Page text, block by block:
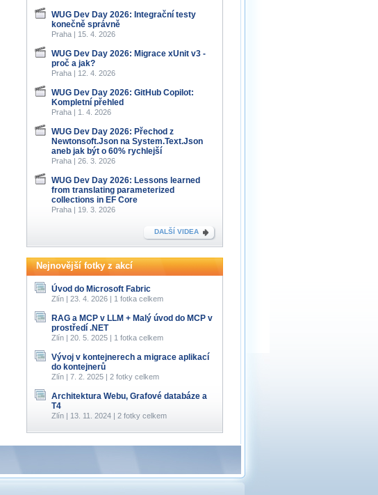
WUG Dev Day 2026: Integrační testy
konečně správně
Praha | 15. 4. 2026
WUG Dev Day 2026: Migrace xUnit v3 -
proč a jak?
Praha | 12. 4. 2026
WUG Dev Day 2026: GitHub Copilot:
Kompletní přehled
Praha | 1. 4. 2026
WUG Dev Day 2026: Přechod z
Newtonsoft.Json na System.Text.Json
aneb jak být o 60% rychlejší
Praha | 26. 3. 2026
WUG Dev Day 2026: Lessons learned
from translating parameterized
collections in EF Core
Praha | 19. 3. 2026
DALŠÍ VIDEA
Nejnovější fotky z akcí
Úvod do Microsoft Fabric
Zlín | 23. 4. 2026 | 1 fotka celkem
RAG a MCP v LLM + Malý úvod do MCP v
prostředí .NET
Zlín | 20. 5. 2025 | 1 fotka celkem
Vývoj v kontejnerech a migrace aplikací
do kontejnerů
Zlín | 7. 2. 2025 | 2 fotky celkem
Architektura Webu, Grafové databáze a
T4
Zlín | 13. 11. 2024 | 2 fotky celkem